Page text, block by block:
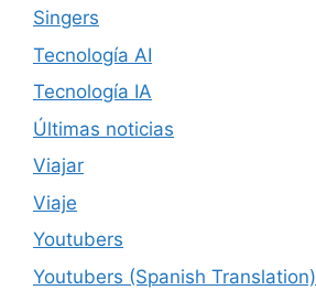
Singers
Tecnología AI
Tecnología IA
Últimas noticias
Viajar
Viaje
Youtubers
Youtubers (Spanish Translation)